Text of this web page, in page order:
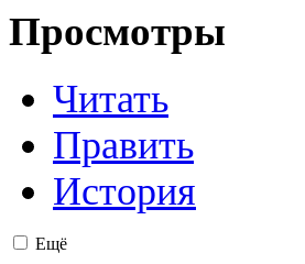
Просмотры
Читать
Править
История
Ещё